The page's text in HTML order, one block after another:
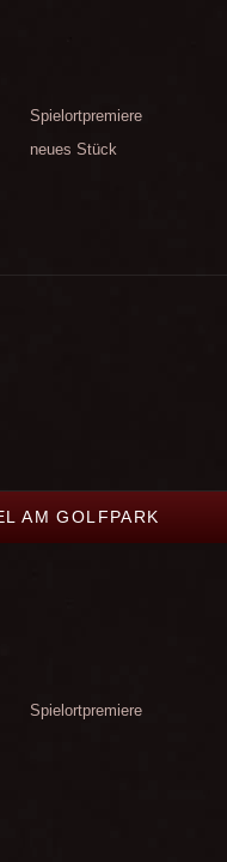
Spielortpremiere
neues Stück
AM GOLFPARK
Spielortpremiere